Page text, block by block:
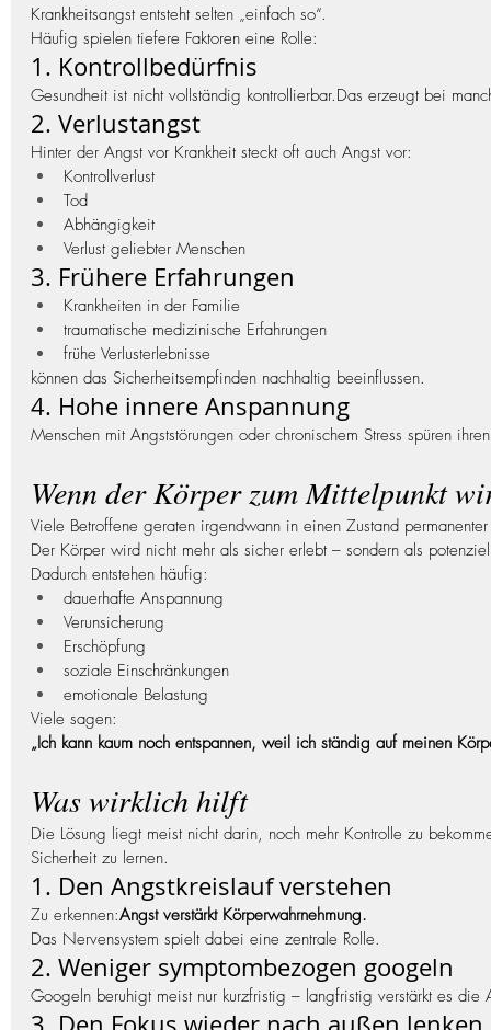
Krankheitsangst entsteht selten „einfach so“.
Häufig spielen tiefere Faktoren eine Rolle:
1. Kontrollbedürfnis
Gesundheit ist nicht vollständig kontrollierbar.Das erzeugt bei
2. Verlustangst
Hinter der Angst vor Krankheit steckt oft auch Angst vor:
Kontrollverlust
Tod
Abhängigkeit
Verlust geliebter Menschen
3. Frühere Erfahrungen
Krankheiten in der Familie
traumatische medizinische Erfahrungen
frühe Verlusterlebnisse
können das Sicherheitsempfinden nachhaltig beeinflussen.
4. Hohe innere Anspannung
Menschen mit Angststörungen oder chronischem Stress spüren
Wenn der Körper zum Mittelpunkt
Viele Betroffene geraten irgendwann in einen Zustand
Der Körper wird nicht mehr als sicher erlebt – sondern als
Dadurch entstehen häufig:
dauerhafte Anspannung
Verunsicherung
Erschöpfung
soziale Einschränkungen
emotionale Belastung
Viele sagen:
„Ich kann kaum noch entspannen, weil ich ständig auf meinen
Was wirklich hilft
Die Lösung liegt meist nicht darin, noch mehr Kontrolle zu
Sicherheit zu lernen.
1. Den Angstkreislauf verstehen
Zu erkennen:Angst verstärkt Körperwahrnehmung.
Das Nervensystem spielt dabei eine zentrale Rolle.
2. Weniger symptombezogen googeln
Googeln beruhigt meist nur kurzfristig – langfristig verstärkt es die